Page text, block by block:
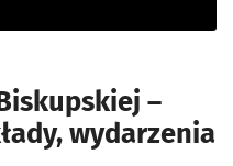
–
wydarzenia